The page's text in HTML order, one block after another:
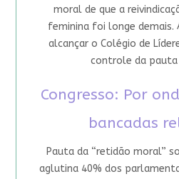
moral de que a
feminina foi longe demais.
alcançar o Colégio de
controle da
Congresso: Por
bancadas
Pauta da “retidão moral”
aglutina 40% dos